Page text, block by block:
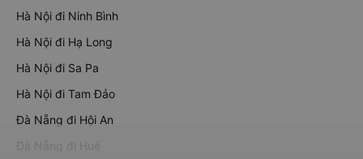
Hà Nội đi Ninh Bình
Hà Nội đi Hạ Long
Hà Nội đi Sa Pa
Hà Nội đi Tam Đảo
Đà Nẵng đi Hội An
Đà Nẵng đi Huế